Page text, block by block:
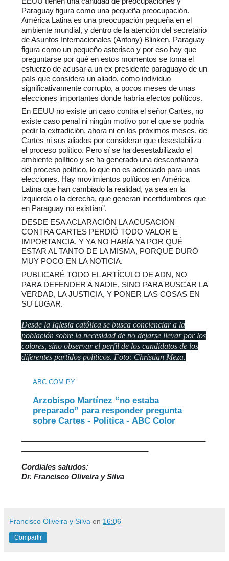
Paraguay figura como una pequeña preocupación.
América Latina es una preocupación pequeña en el
ambiente mundial, y dentro de la atención del secretario
de Asuntos Internacionales (Antony) Blinken, Paraguay
figura como un pequeño asterisco y por eso hay que
preguntarse por qué en estos momentos se toma el
esfuerzo de acusar a un ex presidente paraguayo de un
país que considera un aliado, como individuo
significativamente corrupto, a pocos meses de unas
elecciones importantes donde habría efectos políticos.
En EEUU no existe un caso contra el señor Cartes, no
existe caso penal ni ningún motivo por el que se podría
pedir la extradición, ahora ni en los próximos meses, de
Cartes ni sus aliados por considerar que desestabiliza
el proceso político. Pero sí se ha desestabilizado el
ambiente político y se ha generado una desconfianza
del proceso político, lo que no es adecuado para unas
elecciones. Hay movimientos políticos en América
Latina que han cambiado la realidad, ya sea en la
izquierda o la derecha, que generan incertidumbres que
en Paraguay no existían”.
DESDE ESA ACLARACIÓN LA ACUSACIÓN
CONTRA CARTES PERDIÓ TODO VALOR E
IMPORTANCIA, Y YA NO HABÍA YA POR QUÉ
ESTAR AL TANTO DE LA MISMA, PORQUE DURÓ
MUY POCO EN LA NOTICIA.
PUBLICARÉ TODO EL ARTÍCULO DE ADN, NO
PARA DEFENDER A NADIE, SINO PARA BUSCAR LA
VERDAD, LA JUSTICIA, Y PONER LAS COSAS EN
SU LUGAR.
Desde la Iglesia católica se busca concienciar a la
población sobre la necesidad de no dejarse llevar por los
colores, sino observar el perfil de los candidatos de los
diferentes partidos políticos. Foto: Christian Meza.
ABC.COM.PY
Arzobispo Martínez “no estaba
preparado” para responder pregunta
sobre Cartes - Política - ABC Color
Cordiales saludos:
Dr. Francisco Oliveira y Silva
Francisco Oliveira y Silva en 16:06
Compartir